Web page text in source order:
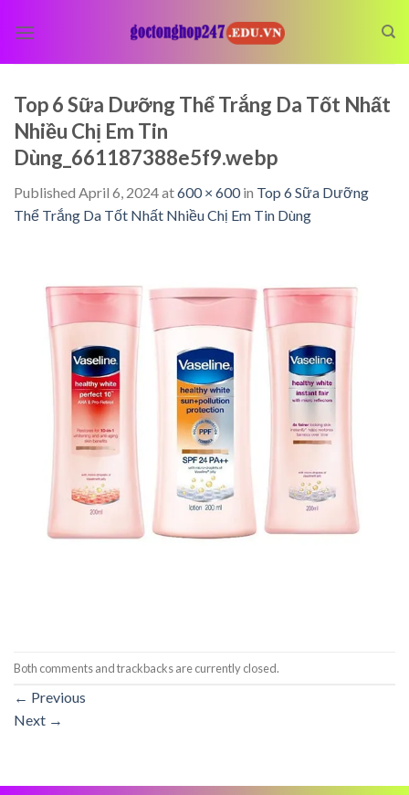
Top 6 Sữa Dưỡng Thể Trắng Da Tốt Nhất
Nhiều Chị Em Tin
Dùng_661187388e5f9.webp
Published April 6, 2024at600 × 600in Top 6 Sữa Dưỡng
Thể Trắng Da Tốt Nhất Nhiều Chị Em Tin Dùng
Both comments and trackbacks are currently closed.
← Previous
Next →